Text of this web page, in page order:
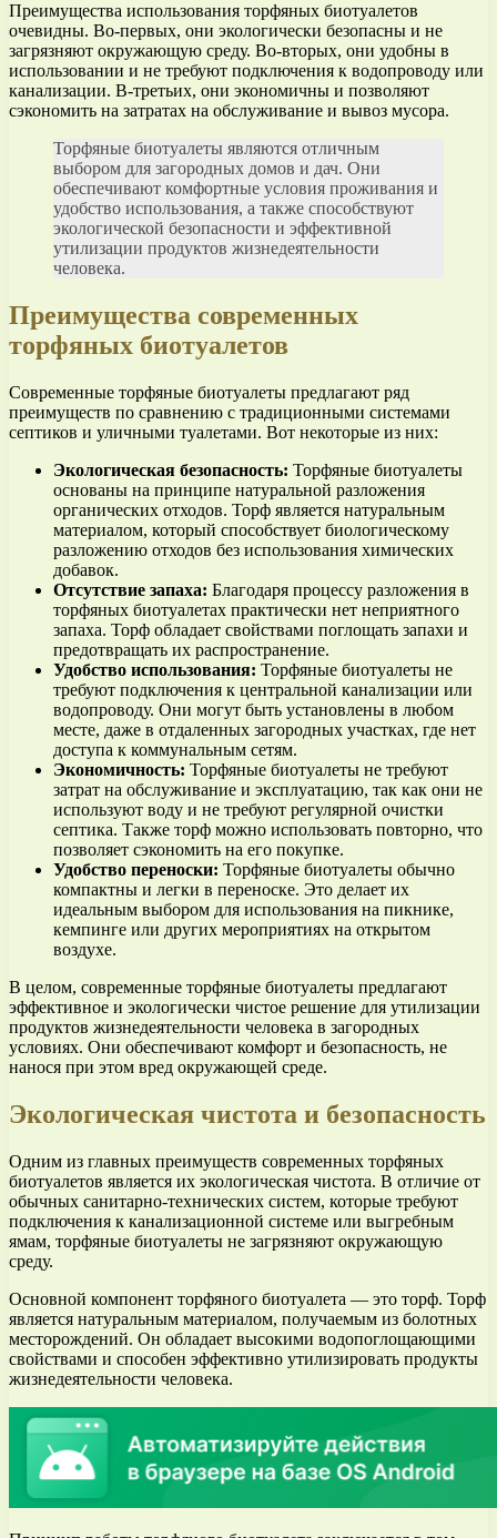
Преимущества использования торфяных биотуалетов
очевидны. Во-первых, они экологически безопасны и не
загрязняют окружающую среду. Во-вторых, они удобны в
использовании и не требуют подключения к водопроводу или
канализации. В-третьих, они экономичны и позволяют
сэкономить на затратах на обслуживание и вывоз мусора.
Торфяные биотуалеты являются отличным
выбором для загородных домов и дач. Они
обеспечивают комфортные условия проживания и
удобство использования, а также способствуют
экологической безопасности и эффективной
утилизации продуктов жизнедеятельности
человека.
Преимущества современных
торфяных биотуалетов
Современные торфяные биотуалеты предлагают ряд
преимуществ по сравнению с традиционными системами
септиков и уличными туалетами. Вот некоторые из них:
Экологическая безопасность: Торфяные биотуалеты
основаны на принципе натуральной разложения
органических отходов. Торф является натуральным
материалом, который способствует биологическому
разложению отходов без использования химических
добавок.
Отсутствие запаха: Благодаря процессу разложения в
торфяных биотуалетах практически нет неприятного
запаха. Торф обладает свойствами поглощать запахи и
предотвращать их распространение.
Удобство использования: Торфяные биотуалеты не
требуют подключения к центральной канализации или
водопроводу. Они могут быть установлены в любом
месте, даже в отдаленных загородных участках, где нет
доступа к коммунальным сетям.
Экономичность: Торфяные биотуалеты не требуют
затрат на обслуживание и эксплуатацию, так как они не
используют воду и не требуют регулярной очистки
септика. Также торф можно использовать повторно, что
позволяет сэкономить на его покупке.
Удобство переноски: Торфяные биотуалеты обычно
компактны и легки в переноске. Это делает их
идеальным выбором для использования на пикнике,
кемпинге или других мероприятиях на открытом
воздухе.
В целом, современные торфяные биотуалеты предлагают
эффективное и экологически чистое решение для утилизации
продуктов жизнедеятельности человека в загородных
условиях. Они обеспечивают комфорт и безопасность, не
нанося при этом вред окружающей среде.
Экологическая чистота и безопасность
Одним из главных преимуществ современных торфяных
биотуалетов является их экологическая чистота. В отличие от
обычных санитарно-технических систем, которые требуют
подключения к канализационной системе или выгребным
ямам, торфяные биотуалеты не загрязняют окружающую
среду.
Основной компонент торфяного биотуалета — это торф. Торф
является натуральным материалом, получаемым из болотных
месторождений. Он обладает высокими водопоглощающими
свойствами и способен эффективно утилизировать продукты
жизнедеятельности человека.